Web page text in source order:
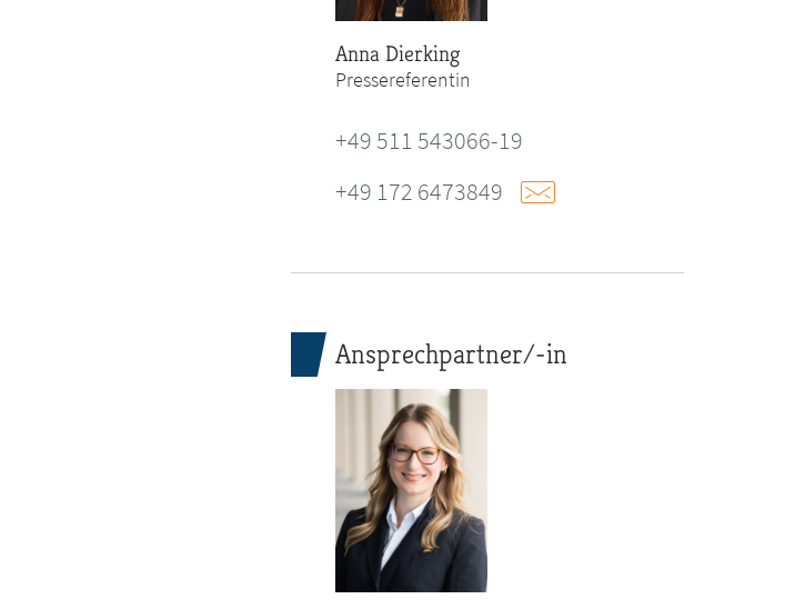
Anna Dierking
Pressereferentin
+49 511 543066-19
+49 172 6473849
Ansprechpartner/-in